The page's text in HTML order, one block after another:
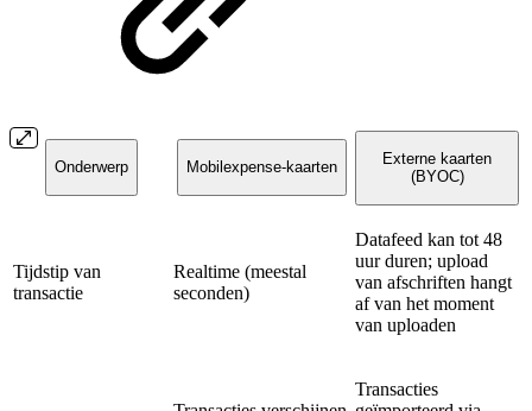
Onderwerp Mobilexpense-kaarten
Externe kaarten
(BYOC)
Tijdstip van
transactie
Realtime (meestal
seconden)
Datafeed kan tot 48
uur duren; upload
van afschriften hangt
af van het moment
van uploaden
Transacties